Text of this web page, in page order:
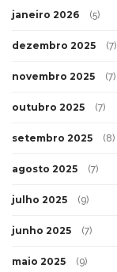
janeiro 2026 (5)
dezembro 2025 (7)
novembro 2025 (7)
outubro 2025 (7)
setembro 2025 (8)
agosto 2025 (7)
julho 2025 (9)
junho 2025 (7)
maio 2025 (9)